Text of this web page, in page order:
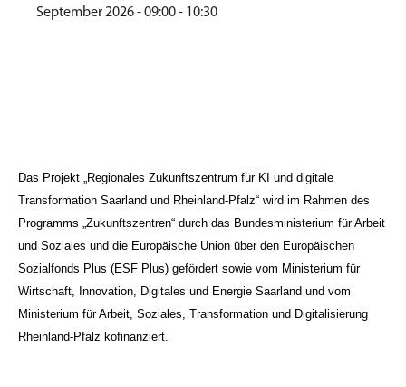
September 2026 - 09:00 - 10:30
Das Projekt „Regionales Zukunftszentrum für KI und digitale
Transformation Saarland und Rheinland-Pfalz“ wird im Rahmen des
Programms „Zukunftszentren“ durch das Bundesministerium für Arbeit
und Soziales und die Europäische Union über den Europäischen
Sozialfonds Plus (ESF Plus) gefördert sowie vom Ministerium für
Wirtschaft, Innovation, Digitales und Energie Saarland und vom
Ministerium für Arbeit, Soziales, Transformation und Digitalisierung
Rheinland-Pfalz kofinanziert.